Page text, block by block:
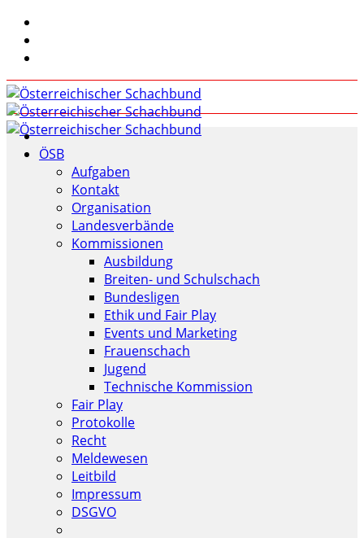
ÖSB
Aufgaben
Kontakt
Organisation
Landesverbände
Kommissionen
Ausbildung
Breiten- und Schulschach
Bundesligen
Ethik und Fair Play
Events und Marketing
Frauenschach
Jugend
Technische Kommission
Fair Play
Protokolle
Recht
Meldewesen
Leitbild
Impressum
DSGVO